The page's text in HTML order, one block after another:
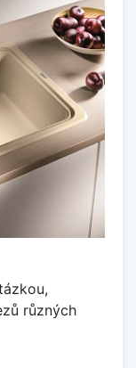
různých